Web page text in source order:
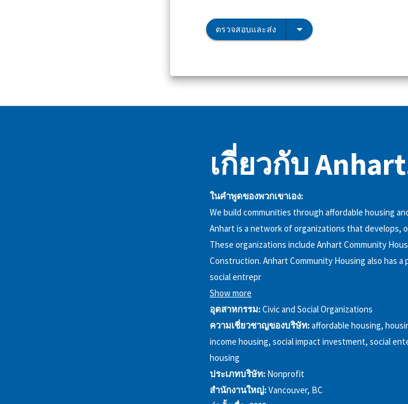
ตรวจสอบและส่ง
เกี่ยวกับ
ในคำพูดของพวกเขาเอง:
We build communities through affordable housing
Anhart is a network of organizations that develops,
These organizations include Anhart Community
Construction. Anhart Community Housing also has
social entrepr
Show more
อุตสาหกรรม:Civic and Social Organizations
ความเชี่ยวชาญของบริษัท:affordable housing,
income housing, social impact investment, social
housing
ประเภทบริษัท: Nonprofit
สำนักงานใหญ่:Vancouver, BC